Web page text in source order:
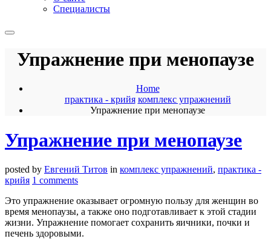
Специалисты
Упражнение при менопаузе
Home
практика - крийя комплекс упражнений
Упражнение при менопаузе
Упражнение при менопаузе
posted by Евгений Титов in комплекс упражнений, практика -
крийя 1 comments
Это упражнение оказывает огромную пользу для женщин во
время менопаузы, а также оно подготавливает к этой стадии
жизни. Упражнение помогает сохранить яичники, почки и
печень здоровыми.